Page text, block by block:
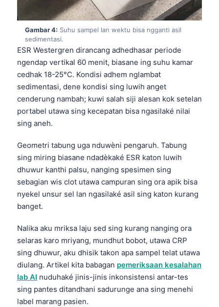
Gambar 4: Suhu sampel lan wektu bisa ngganti asil
sedimentasi.
ESR Westergren dirancang adhedhasar periode
ngendap vertikal 60 menit, biasane ing suhu kamar
cedhak 18-25°C. Kondisi adhem nglambat
sedimentasi, dene kondisi sing luwih anget
cenderung nambah; kuwi salah siji alesan kok setelan
portabel utawa sing kecepatan bisa ngasilaké nilai
sing aneh.
Geometri tabung uga nduwèni pengaruh. Tabung
sing miring biasane ndadèkaké ESR katon luwih
dhuwur kanthi palsu, nanging spesimen sing
sebagian wis clot utawa campuran sing ora apik bisa
nyekel unsur sel lan ngasilaké asil sing katon kurang
banget.
Nalika aku mriksa laju sed sing kurang nanging ora
selaras karo mriyang, mundhut bobot, utawa CRP
sing dhuwur, aku dhisik takon apa sampel telat utawa
diulang. Artikel kita babagan pemeriksaan kesalahan
lab AI nuduhaké jinis-jinis inkonsistensi antar-tes
sing pantes ditandhani sadurunge ana sing menehi
label marang pasien.